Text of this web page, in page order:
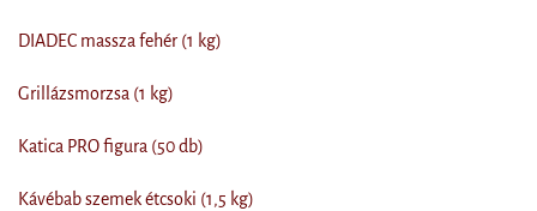
DIADEC massza fehér (1 kg)
Grillázsmorzsa (1 kg)
Katica PRO figura (50 db)
Kávébab szemek étcsoki (1,5 kg)